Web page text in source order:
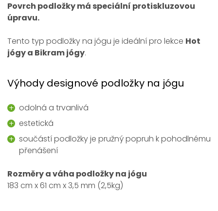
Povrch podložky má speciální protiskluzovou
úpravu.
Tento typ podložky na jógu je ideální pro lekce Hot
jógy a Bikram jógy.
Výhody designové podložky na jógu
odolná a trvanlivá
estetická
součástí podložky je pružný popruh k pohodlnému
přenášení
Rozměry a váha podložky na jógu
183 cm x 61 cm x 3,5 mm (2,5kg)